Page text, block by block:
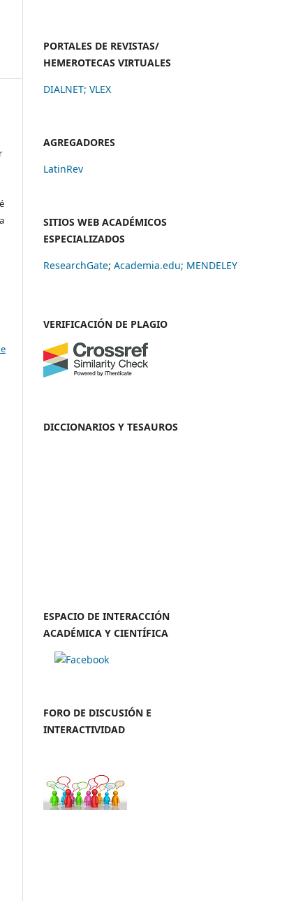
PORTALES DE REVISTAS/
HEMEROTECAS VIRTUALES
DIALNET; VLEX
AGREGADORES
LatinRev
SITIOS WEB ACADÉMICOS
ESPECIALIZADOS
ResearchGate; Academia.edu; MENDELEY
VERIFICACIÓN DE PLAGIO
DICCIONARIOS Y TESAUROS
ESPACIO DE INTERACCIÓN
ACADÉMICA Y CIENTÍFICA
FORO DE DISCUSIÓN E
INTERACTIVIDAD